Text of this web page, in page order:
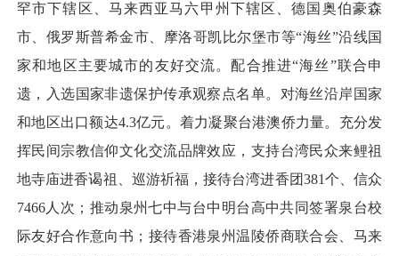
罕市下辖区、马来西亚马六甲州下辖区、德国奥伯豪森
市、俄罗斯普希金市、摩洛哥凯比尔堡市等“海丝”沿线国
家和地区主要城市的友好交流。配合推进“海丝”联合申
遗，入选国家非遗保护传承观察点名单。对海丝沿岸国家
和地区出口额达4.3亿元。着力凝聚台港澳侨力量。充分发
挥民间宗教信仰文化交流品牌效应，支持台湾民众来鲤祖
地寺庙进香谒祖、巡游祈福，接待台湾进香团381个、信众
7466人次；推动泉州七中与台中明台高中共同签署泉台校
际友好合作意向书；接待香港泉州温陵侨商联合会、马来